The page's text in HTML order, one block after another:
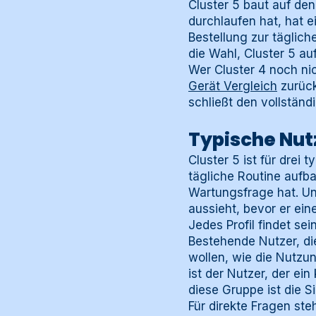
Cluster 5 baut auf
durchlaufen hat, hat
Bestellung zur
die Wahl, Cluster 5
Wer Cluster 4 noch
Gerät Vergleich
schließt den
Typische
Cluster 5 ist für drei
tägliche Routine
Wartungsfrage hat.
aussieht, bevor er
Jedes Profil findet
Bestehende Nutzer,
wollen, wie die
ist der Nutzer, der ein
diese Gruppe ist die
Für direkte Fragen